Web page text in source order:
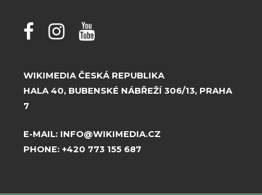
WIKIMEDIA ČESKÁ REPUBLIKA
HALA 40, BUBENSKÉ NÁBŘEŽÍ 306/13, PRAHA
7
E-MAIL: INFO@WIKIMEDIA.CZ
PHONE: +420 773 155 687